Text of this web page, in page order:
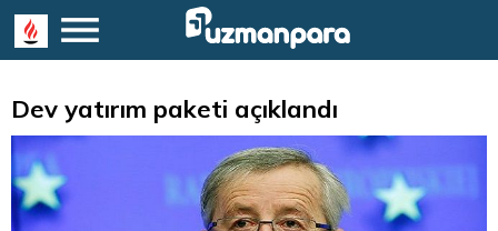
Dev yatırım paketi açıklandı